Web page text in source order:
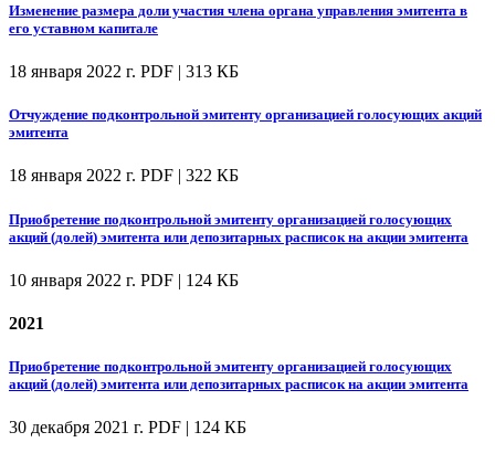
Изменение размера доли участия члена органа управления эмитента в
его уставном капитале
18 января 2022 г. PDF | 313 КБ
Отчуждение подконтрольной эмитенту организацией голосующих акций
эмитента
18 января 2022 г. PDF | 322 КБ
Приобретение подконтрольной эмитенту организацией голосующих
акций (долей) эмитента или депозитарных расписок на акции эмитента
10 января 2022 г. PDF | 124 КБ
2021
Приобретение подконтрольной эмитенту организацией голосующих
акций (долей) эмитента или депозитарных расписок на акции эмитента
30 декабря 2021 г. PDF | 124 КБ